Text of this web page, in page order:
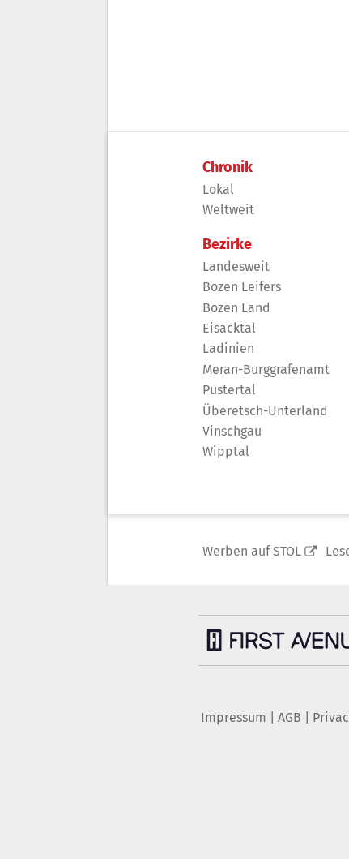
Chronik
Lokal
Weltweit
Bezirke
Landesweit
Bozen Leifers
Bozen Land
Eisacktal
Ladinien
Meran-Burggrafenamt
Pustertal
Überetsch-Unterland
Vinschgau
Wipptal
Werben auf STOL
Impressum AGB